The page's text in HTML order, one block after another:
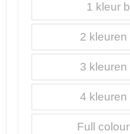
1
2
3
4
Full colour